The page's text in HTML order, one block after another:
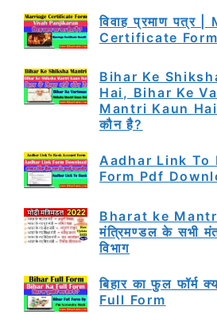
विवाह प्रमाण पत्र
Certificate Form
Bihar Ke
Hai, Bihar Ke
Mantri Kaun Hai
कौन है?
Aadhar Link To
Form Pdf
Bharat ke Mantri
मंत्रिमण्डल के सभी
विभाग
बिहार का फुल फॉर्म
Full Form